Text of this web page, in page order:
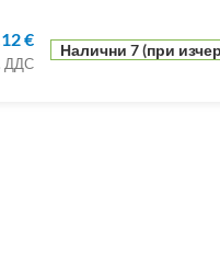
€
ДДС
Налични 7 (при